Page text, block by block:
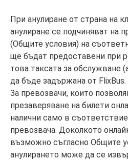
При анулиране от страна на
анулиране се подчиняват на
(Общите условия) на
ще бъдат предоставени при
това таксата за обслужване
да бъде задържана от FlixBus.
За превозвачи, които
презаверяване на билети
налични само в
превозвача. Доколкото
възможно съгласно Общите
анулирането може да се